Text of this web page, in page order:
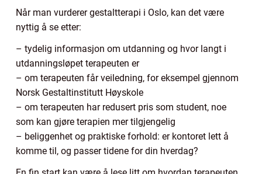
Når man vurderer gestaltterapi i Oslo, kan det være
nyttig å se etter:
– tydelig informasjon om utdanning og hvor langt i
utdanningsløpet terapeuten er
– om terapeuten får veiledning, for eksempel gjennom
Norsk Gestaltinstitutt Høyskole
– om terapeuten har redusert pris som student, noe
som kan gjøre terapien mer tilgjengelig
– beliggenhet og praktiske forhold: er kontoret lett å
komme til, og passer tidene for din hverdag?